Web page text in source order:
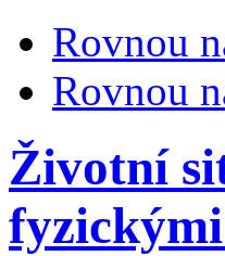
Rovnou
Rovnou
Životní